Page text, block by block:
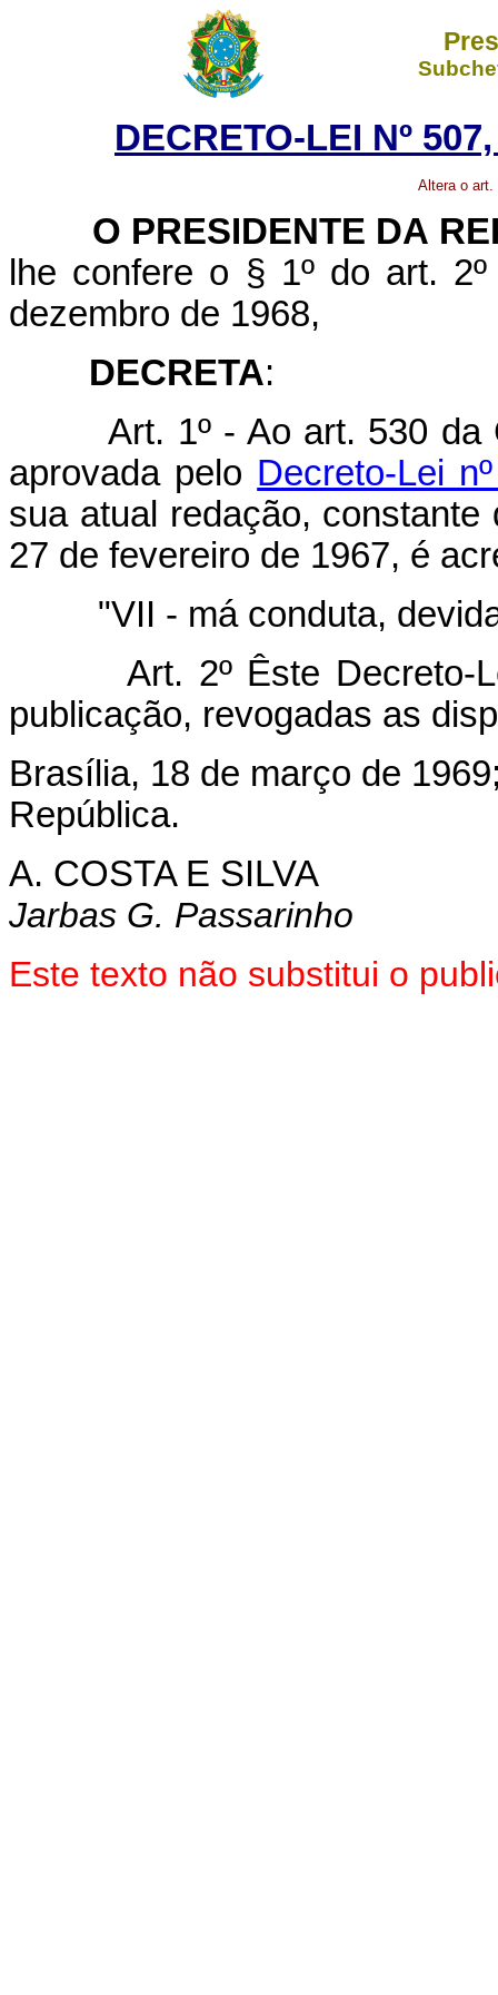
DECRETO-LEI Nº
Altera o art.
O PRESIDENTE DA
lhe confere o § 1º do art.
dezembro de 1968,
DECRETA:
Art. 1º - Ao art. 530 da
aprovada pelo Decreto-Lei
sua atual redação,
27 de fevereiro de 1967, é
"VII - má conduta,
Art. 2º Êste Decreto-Lei
publicação, revogadas as
Brasília, 18 de março de
República.
A. COSTA E SILVA
Jarbas G. Passarinho
Este texto não substitui o